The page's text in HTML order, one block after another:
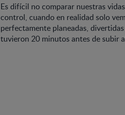
Es difícil no comparar nuestras
control, cuando en realidad solo
perfectamente planeadas,
tuvieron 20 minutos antes de subir